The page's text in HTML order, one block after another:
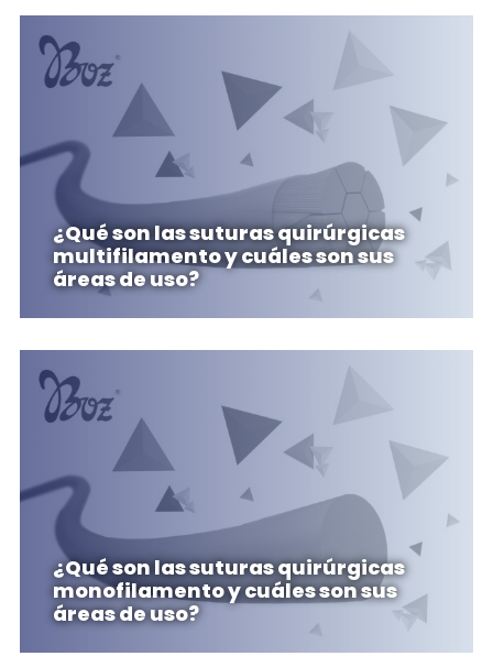
¿Qué son las suturas quirúrgicas
multifilamento y cuáles son sus
áreas de uso?
¿Qué son las suturas quirúrgicas
monofilamento y cuáles son sus
áreas de uso?